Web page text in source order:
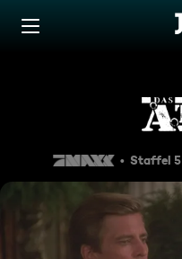
Zum Inhalt springen
Staffel 5